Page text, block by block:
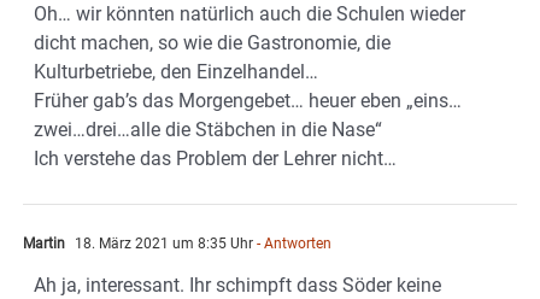
Oh… wir könnten natürlich auch die Schulen wieder
dicht machen, so wie die Gastronomie, die
Kulturbetriebe, den Einzelhandel…
Früher gab’s das Morgengebet… heuer eben „eins…
zwei…drei…alle die Stäbchen in die Nase“
Ich verstehe das Problem der Lehrer nicht…
Martin 18. März 2021 um 8:35 Uhr - Antworten
Ah ja, interessant. Ihr schimpft dass Söder keine